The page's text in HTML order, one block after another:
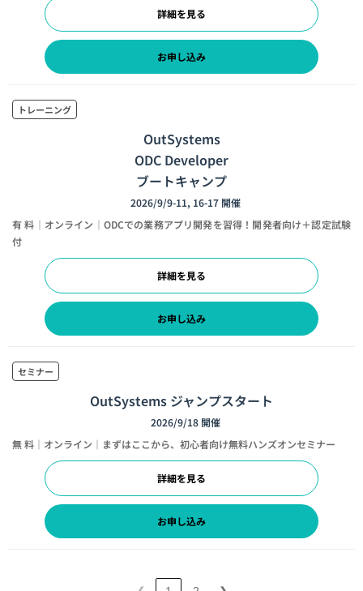
詳細を見る
お申し込み
トレーニング
OutSystems
ODC Developer
ブートキャンプ
2026/9/9-11, 16-17 開催
有 料｜オンライン｜ODCでの業務アプリ開発を習得！開発者向け＋認定試験
付
詳細を見る
お申し込み
セミナー
OutSystems ジャンプスタート
2026/9/18 開催
無 料｜オンライン｜まずはここから、初心者向け無料ハンズオンセミナー
詳細を見る
お申し込み